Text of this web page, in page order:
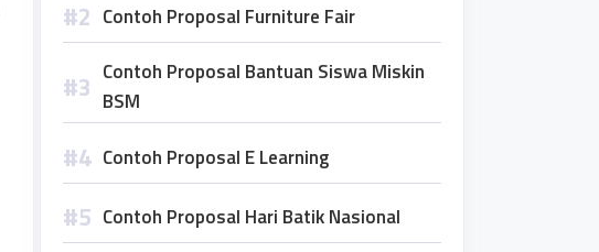
Contoh Proposal Furniture Fair
Contoh Proposal Bantuan Siswa Miskin
BSM
Contoh Proposal E Learning
Contoh Proposal Hari Batik Nasional